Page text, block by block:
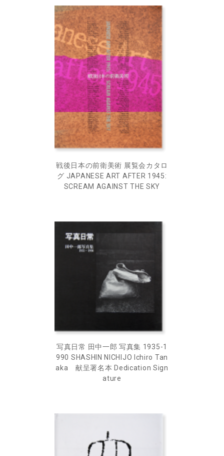
戦後日本の前衛美術 展覧会カタロ
グ JAPANESE ART AFTER 1945:
SCREAM AGAINST THE SKY
写真日常 田中一郎 写真集 1935-1
990 SHASHIN NICHIJO Ichiro Tan
aka 献呈署名本 Dedication Sign
ature